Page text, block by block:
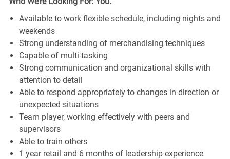
Available to work flexible schedule, including nights and
weekends
Strong understanding of merchandising techniques
Capable of multi-tasking
Strong communication and organizational skills with
attention to detail
Able to respond appropriately to changes in direction or
unexpected situations
Team player, working effectively with peers and
supervisors
Able to train others
1 year retail and 6 months of leadership experience